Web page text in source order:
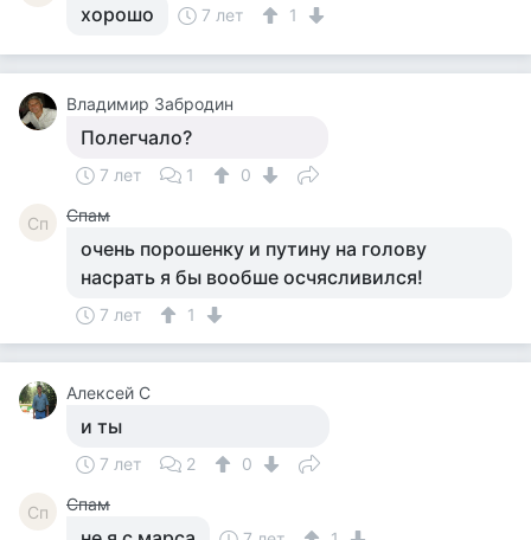
хорошо 7 лет 1
Владимир Забродин
Полегчало?
7 лет 1 0
Сп Спам
очень порошенку и путину на голову
насрать я бы вообше осчясливился!
7 лет 1
Алексей С
и ты
7 лет 2 0
Сп Спам